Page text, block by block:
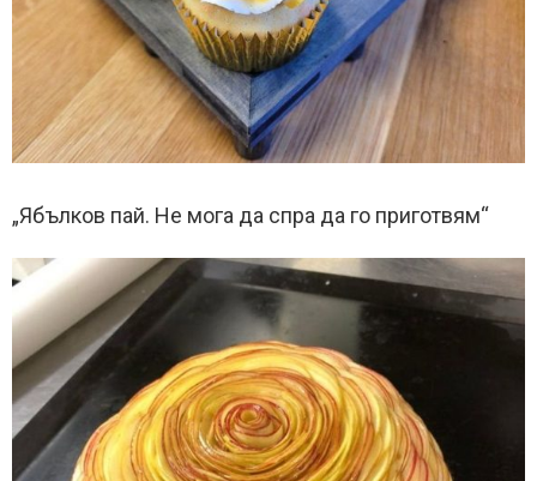
„Ябълков пай. Не мога да спра да го приготвям“